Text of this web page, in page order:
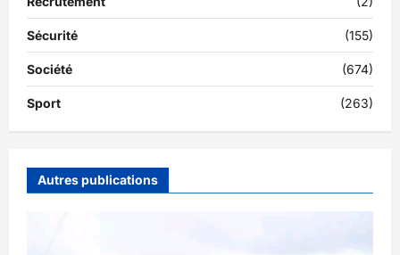
Sécurité (155)
Société (674)
Sport (263)
Autres publications